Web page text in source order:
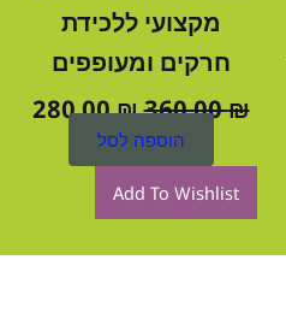
מקצועי ללכידת
חרקים ומעופפים
360.00₪
280.00₪
הוספה לסל
Add To Wishlist